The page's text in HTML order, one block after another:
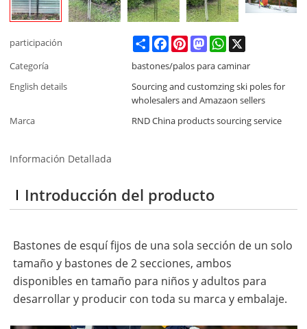
participación ShareFacebookPinterestMastodonWhatsApp
Categoría
bastones/palos para caminar
English details
Sourcing and customzing ski poles for
wholesalers and Amazaon sellers
Marca
RND China products sourcing service
Información Detallada
Introducción del producto
Bastones de esquí fijos de una sola sección de un solo
tamaño y bastones de 2 secciones, ambos
disponibles en tamaño para niños y adultos para
desarrollar y producir con toda su marca y embalaje.